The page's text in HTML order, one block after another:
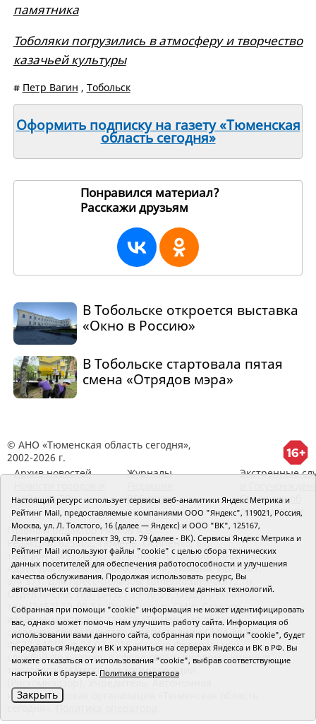
памятника
Тоболяки погрузились в атмосферу и творчество
казачьей культуры
# Петр Вагин , Тобольск
Оформить подписку на газету «Тюменская
область сегодня»
Понравился материал?
Расскажи друзьям
В Тобольске откроется выставка
«Окно в Россию»
В Тобольске стартовала пятая
смена «Отрядов мэра»
© АНО «Тюменская область сегодня»,
2002-2026 г.
Архив новостей
районов ТО
Журналы
RSS поток
Экстренные
Сведения об
организации
Главный редактор Рябков А.В.
Редакция: 625002, Тюмень, Осипенко, 81,
телефон (3452)49-00-18, e-mail: tumentoday@obl72.ru
Адрес для писем: 625000, Россия, Тюмень, Почтамт,
а/я 371. Для пресс-релизов: tumentoday@obl72.ru.
Отдел писем: тел. (3452) 39-90-59. Отдел рекламы:
тел. (3452) 39-90-51. Регистрация СМИ: Сетевое
издание «Интернет-газета «Тюменская область
сегодня», свидетельство о регистрации СМИ Эл №
ФС77-64918 от 24.02.2016 выдано Федеральной
службой по надзору в сфере связи, информационных
технологий и массовых коммуникаций
некоммерческая организация «Тюменская область
Настоящий ресурс использует сервисы веб-аналитики Яндекс Метрика и
Рейтинг Mail, предоставляемые компаниями ООО "Яндекс", 119021, Россия,
Москва, ул. Л. Толстого, 16 (далее — Яндекс) и ООО "ВК", 125167,
Ленинградский проспект 39, стр. 79 (далее - ВК). Сервисы Яндекс Метрика и
Рейтинг Mail используют файлы "cookie" с целью сбора технических
данных посетителей для обеспечения работоспособности и улучшения
качества обслуживания. Продолжая использовать ресурс, Вы
автоматически соглашаетесь с использованием данных технологий.
Собранная при помощи "cookie" информация не может идентифицировать
вас, однако может помочь нам улучшить работу сайта. Информация об
использовании вами данного сайта, собранная при помощи "cookie", будет
передаваться Яндексу и ВК и храниться на серверах Яндекса и ВК в РФ. Вы
можете отказаться от использования "cookie", выбрав соответствующие
настройки в браузере. Политика оператора
Закрыть